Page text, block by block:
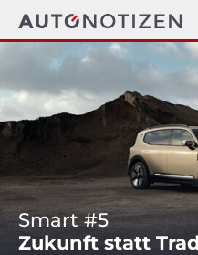
Smart #5
Zukunft statt